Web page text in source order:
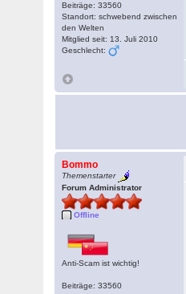
Beiträge: 33560
Standort: schwebend zwischen
den Welten
Mitglied seit: 13. Juli 2010
Geschlecht:
Bommo
Themenstarter
Forum Administrator
Offline
Anti-Scam ist wichtig!
Beiträge: 33560